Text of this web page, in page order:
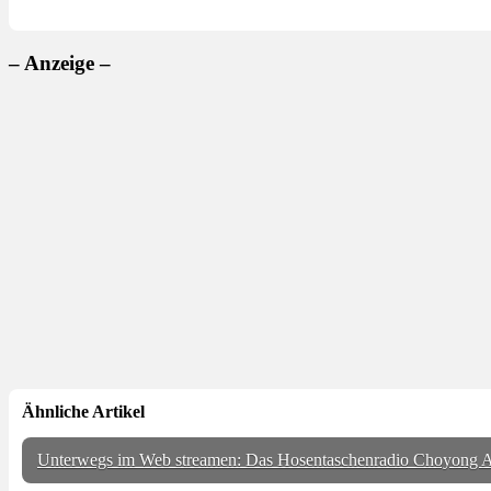
– Anzeige –
Ähnliche Artikel
Unterwegs im Web streamen: Das Hosentaschenradio Choyong